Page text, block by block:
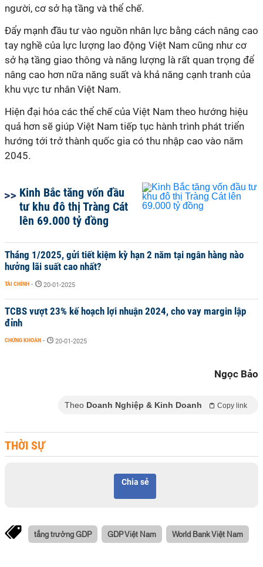
người, cơ sở hạ tầng và thể chế.
Đẩy mạnh đầu tư vào nguồn nhân lực bằng cách nâng cao
tay nghề của lực lượng lao động Việt Nam cũng như cơ
sở hạ tầng giao thông và năng lượng là rất quan trọng để
nâng cao hơn nữa năng suất và khả năng cạnh tranh của
khu vực tư nhân Việt Nam.
Hiện đại hóa các thể chế của Việt Nam theo hướng hiệu
quả hơn sẽ giúp Việt Nam tiếp tục hành trình phát triển
hướng tới trở thành quốc gia có thu nhập cao vào năm
2045.
Kinh Bắc tăng vốn đầu
tư khu đô thị Tràng Cát
lên 69.000 tỷ đồng
Tháng 1/2025, gửi tiết kiệm kỳ hạn 2 năm tại ngân hàng nào
hưởng lãi suất cao nhất?
TÀI CHÍNH - 20-01-2025
TCBS vượt 23% kế hoạch lợi nhuận 2024, cho vay margin lập
đỉnh
CHỨNG KHOÁN - 20-01-2025
Ngọc Bảo
Theo Doanh Nghiệp & Kinh Doanh Copy link
THỜI SỰ
Chia sẻ
tắng trưởng GDP GDP Việt Nam World Bank Việt Nam